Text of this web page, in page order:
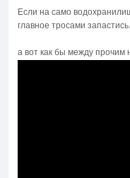
Если на само
главное тросами
а вот как бы между прочим